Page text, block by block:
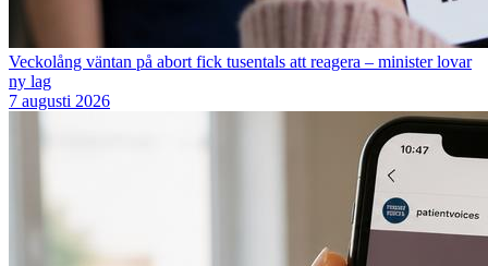
Veckolång väntan på abort fick tusentals att reagera – minister lovar
ny lag
7 augusti 2026